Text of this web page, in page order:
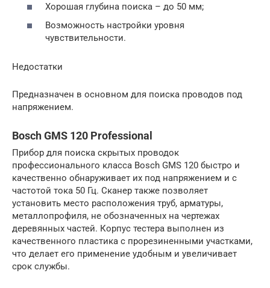
Хорошая глубина поиска – до 50 мм;
Возможность настройки уровня
чувствительности.
Недостатки
Предназначен в основном для поиска проводов под
напряжением.
Bosch GMS 120 Professional
Прибор для поиска скрытых проводок
профессионального класса Bosch GMS 120 быстро и
качественно обнаруживает их под напряжением и с
частотой тока 50 Гц. Сканер также позволяет
установить место расположения труб, арматуры,
металлопрофиля, не обозначенных на чертежах
деревянных частей. Корпус тестера выполнен из
качественного пластика с прорезиненными участками,
что делает его применение удобным и увеличивает
срок службы.